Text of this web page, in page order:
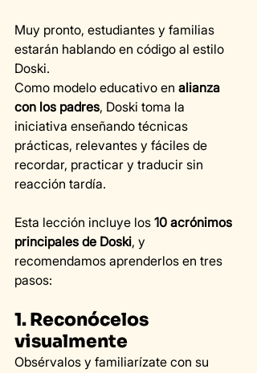
Muy pronto, estudiantes y familias
estarán hablando en código al estilo
Doski.
Como modelo educativo en alianza
con los padres, Doski toma la
iniciativa enseñando técnicas
prácticas, relevantes y fáciles de
recordar, practicar y traducir sin
reacción tardía.
Esta lección incluye los 10 acrónimos
principales de Doski, y
recomendamos aprenderlos en tres
pasos:
1. Reconócelos
visualmente
Obsérvalos y familiarízate con su